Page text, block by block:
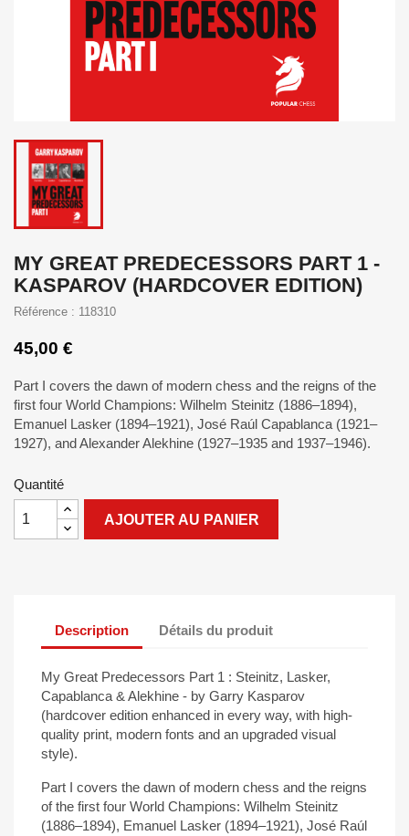
MY GREAT PREDECESSORS PART 1 -
KASPAROV (HARDCOVER EDITION)
Référence : 118310
45,00 €
Part I covers the dawn of modern chess and the reigns of the
first four World Champions: Wilhelm Steinitz (1886–1894),
Emanuel Lasker (1894–1921), José Raúl Capablanca (1921–
1927), and AlexanderAlekhine (1927–1935 and 1937–1946).
Quantité
AJOUTER AU PANIER
Description Détails du produit
My Great Predecessors Part 1 : Steinitz, Lasker,
Capablanca & Alekhine - by Garry Kasparov
(hardcover edition enhanced in every way, with high-
quality print, modern fonts and an upgraded visual
style).
Part I covers the dawn of modern chess and the reigns
of the first four World Champions: Wilhelm Steinitz
(1886–1894), Emanuel Lasker (1894–1921), José Raúl